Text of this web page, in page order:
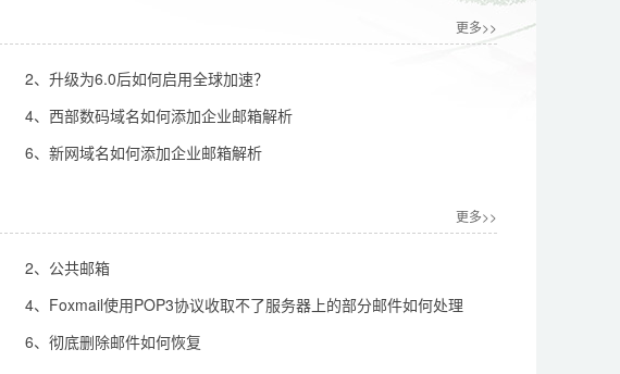
更多>>
2、升级为6.0后如何启用全球加速？
4、西部数码域名如何添加企业邮箱解析
6、新网域名如何添加企业邮箱解析
更多>>
2、公共邮箱
4、Foxmail使用POP3协议收取不了服务器上的部分邮件如何处理
6、彻底删除邮件如何恢复